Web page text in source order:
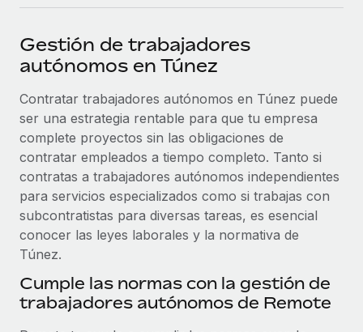
Optimiza los procesos con herramientas empresariales
esenciales.
SERVICIOS
Pregunta a un experto
Obtén ayuda de gente experta en RR. HH. globales
y cumplimiento normativo.
Comprobaciones de antecedentes
Simplifica los procesos de cribado de candidatos.
Cumplimiento normativo
Adelántate a los riesgos de cumplimiento
Asociarse
Descubre oportunidades de colaborar con nosotros.
Remote Build Próximamente
Consultoría de integraciones y automatización con IA.
CASOS PRÁCTICOS
Información sobre salarios y talento
Obtén ayuda
Consulta todos los recursos
Nómina global
Contractor Management
Gestión de trabajadores
autónomos en Túnez
Contratar trabajadores autónomos en Túnez puede
ser una estrategia rentable para que tu empresa
complete proyectos sin las obligaciones de
contratar empleados a tiempo completo. Tanto si
contratas a trabajadores autónomos independientes
para servicios especializados como si trabajas con
subcontratistas para diversas tareas, es esencial
conocer las leyes laborales y la normativa de
Túnez.
Cumple las normas con la gestión de
trabajadores autónomos de Remote